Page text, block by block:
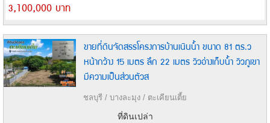
3,100,000 บาท
ขายที่ดินจัดสรรโครงการบ้านเนินน้ำ ขนาด 81 ตร.ว
หน้ากว้าง 15 เมตร ลึก 22 เมตร วิวอ่างเก็บน้ำ วิวภูเขา
มีความเป็นส่วนตัวส
ชลบุรี / บางละมุง / ตะเคียนเตี้ย
ที่ดินเปล่า